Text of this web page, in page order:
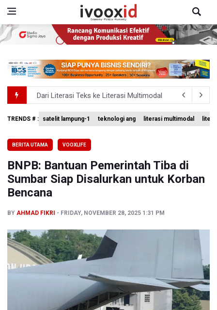
Dari Literasi Teks ke Literasi Multimodal
Kemenag Terbitkan 40 Buku Digital Pendidikan Agama
KKI Sebut Ada 10 Nakes Diduga Beri Komentar
Persebaya Juara Piala Presiden 2026, Menang Adu
TRENDS # : satelit lampung-1 teknologi ang literasi multimodal
BERITA UTAMA VOOXLIFE
BNPB: Bantuan Pemerintah Tiba di
Sumbar Siap Disalurkan untuk Korban
Bencana
BY AHMAD FIKRI FRIDAY, NOVEMBER 28, 2025 1:31 PM